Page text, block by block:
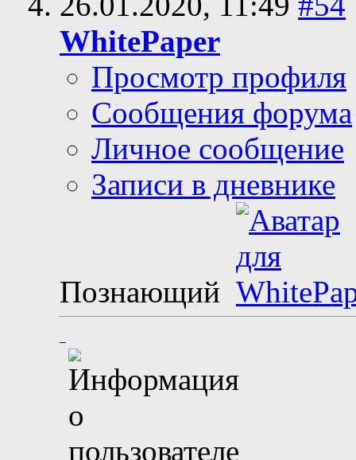
26.01.2020, 11:49 #54
WhitePaper
Просмотр профиля
Сообщения форума
Личное сообщение
Записи в дневнике
Познающий